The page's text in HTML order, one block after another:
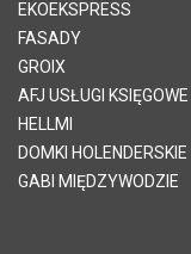
EKOEKSPRESS
FASADY
GROIX
AFJ USŁUGI KSIĘGOWE
HELLMI
DOMKI HOLENDERSKIE
GABI MIĘDZYWODZIE